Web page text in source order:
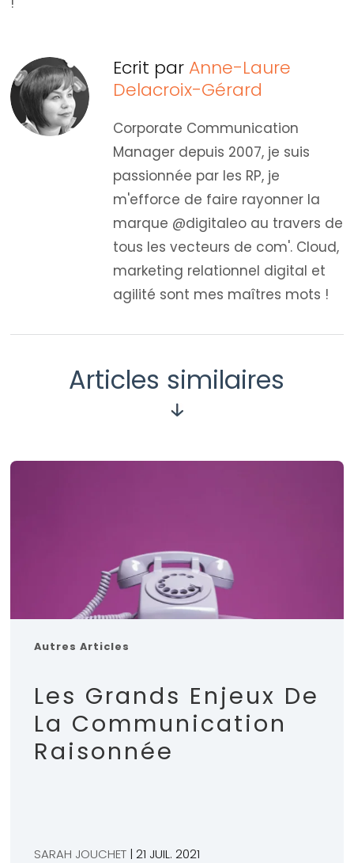
Ecrit parAnne-Laure
Delacroix-Gérard
Corporate Communication
Manager depuis 2007, je suis
passionnée par les RP, je
m'efforce de faire rayonner la
marque @digitaleo au travers de
tous les vecteurs de com'. Cloud,
marketing relationnel digital et
agilité sont mes maîtres mots !
Articles similaires
Autres Articles
Les Grands Enjeux De
La Communication
Raisonnée
SARAH JOUCHET | 21 JUIL. 2021